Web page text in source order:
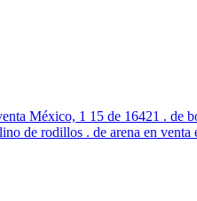
México, 1 15 de 16421 .
de rodillos . de arena en